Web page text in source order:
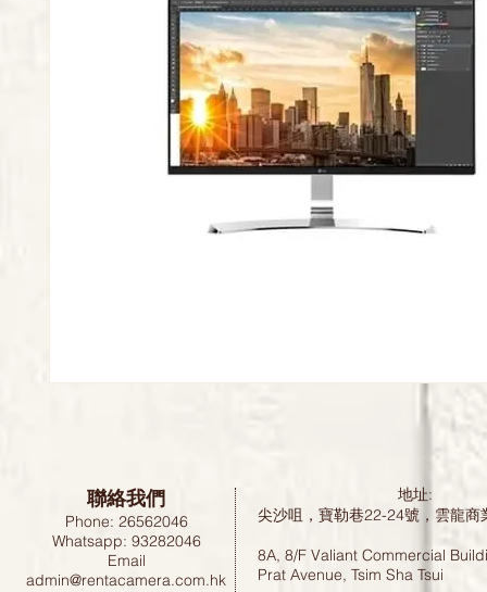
聯絡我們
Phone: 26562046
Whatsapp: 93282046
Email
admin@rentacamera.com.hk
地址:
尖沙咀，寶勒巷22-24號，雲龍
8A, 8/F Valiant Commercial
Prat Avenue, Tsim Sha Tsui